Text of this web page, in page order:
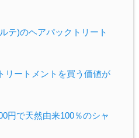
テ)のヘアパックトリート
リートメントを買う価値が
円で天然由来100％のシャ